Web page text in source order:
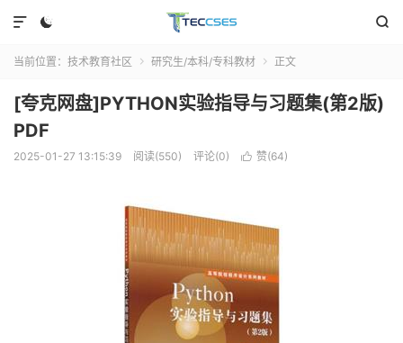
 

当前位置： 技术教育社区  研究生/本科/专科教材  正文
[夸克网盘]PYTHON实验指导与习题集(第2版)
PDF
2025-01-27 13:15:39 阅读(550) 评论(0)  赞(64)